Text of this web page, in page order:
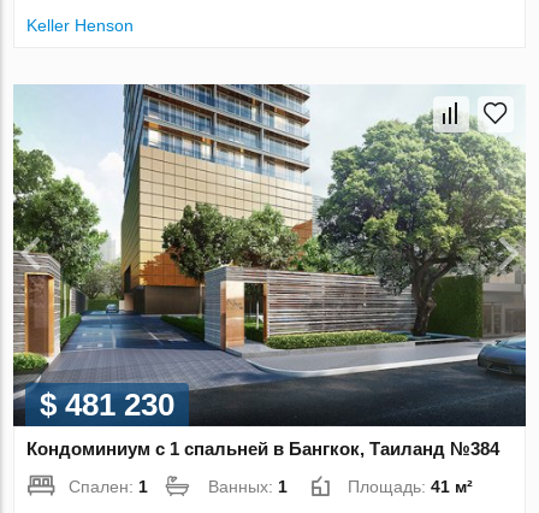
Keller Henson
$ 481 230
Кондоминиум с 1 спальней в Бангкок, Таиланд №384
Спален: 1 Ванных: 1 Площадь:41 м²